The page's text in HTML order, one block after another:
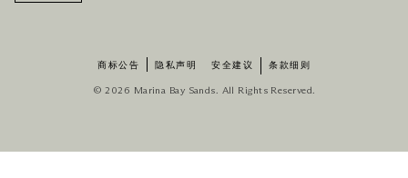
商标公告 隐私声明 安全建议 条款细则
© 2026 Marina Bay Sands. All Rights Reserved.